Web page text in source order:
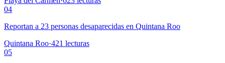
04
Reportan a 23 personas desaparecidas en Quintana Roo
Quintana Roo·421 lecturas
05